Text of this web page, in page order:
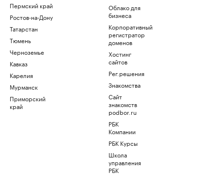
Пермский край
Ростов-на-Дону
Татарстан
Тюмень
Черноземье
Кавказ
Карелия
Мурманск
Приморский
край
Облако для
бизнеса
Корпоративный
регистратор
доменов
Хостинг
сайтов
Рег.решения
Знакомства
Сайт
знакомств
podbor.ru
РБК
Компании
РБК Курсы
Школа
управления
РБК